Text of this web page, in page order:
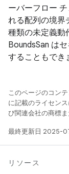
ーバーフロー
れる配列の境界
種類の未定義動
BoundsSan は
することもでき
このページのコン
に記載のライセン
び関連会社の商標ま
最終更新日 2025-
リソース